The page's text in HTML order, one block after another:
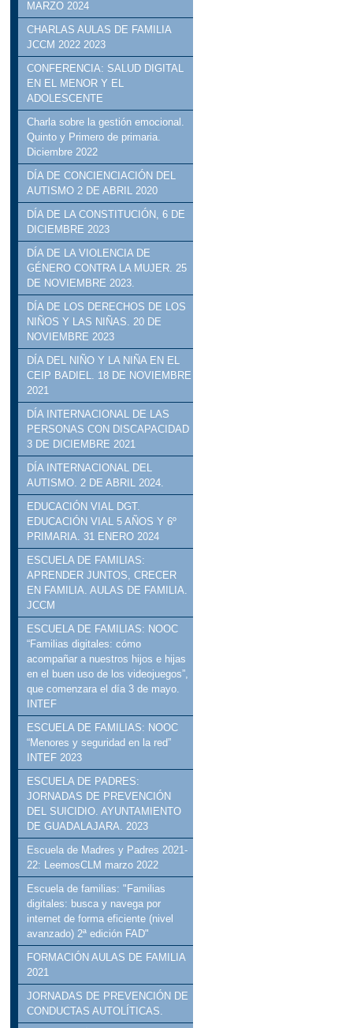
MARZO 2024
CHARLAS AULAS DE FAMILIA
JCCM 2022 2023
CONFERENCIA: SALUD DIGITAL
EN EL MENOR Y EL
ADOLESCENTE
Charla sobre la gestión emocional.
Quinto y Primero de primaria.
Diciembre 2022
DÍA DE CONCIENCIACIÓN DEL
AUTISMO 2 DE ABRIL 2020
DÍA DE LA CONSTITUCIÓN, 6 DE
DICIEMBRE 2023
DÍA DE LA VIOLENCIA DE
GÉNERO CONTRA LA MUJER. 25
DE NOVIEMBRE 2023.
DÍA DE LOS DERECHOS DE LOS
NIÑOS Y LAS NIÑAS. 20 DE
NOVIEMBRE 2023
DÍA DEL NIÑO Y LA NIÑA EN EL
CEIP BADIEL. 18 DE NOVIEMBRE
2021
DÍA INTERNACIONAL DE LAS
PERSONAS CON DISCAPACIDAD
3 DE DICIEMBRE 2021
DÍA INTERNACIONAL DEL
AUTISMO. 2 DE ABRIL 2024.
EDUCACIÓN VIAL DGT.
EDUCACIÓN VIAL 5 AÑOS Y 6º
PRIMARIA. 31 ENERO 2024
ESCUELA DE FAMILIAS:
APRENDER JUNTOS, CRECER
EN FAMILIA. AULAS DE FAMILIA.
JCCM
ESCUELA DE FAMILIAS: NOOC
“Familias digitales: cómo
acompañar a nuestros hijos e hijas
en el buen uso de los videojuegos”,
que comenzara el día 3 de mayo.
INTEF
ESCUELA DE FAMILIAS: NOOC
“Menores y seguridad en la red”
INTEF 2023
ESCUELA DE PADRES:
JORNADAS DE PREVENCIÓN
DEL SUICIDIO. AYUNTAMIENTO
DE GUADALAJARA. 2023
Escuela de Madres y Padres 2021-
22: LeemosCLM marzo 2022
Escuela de familias: "Familias
digitales: busca y navega por
internet de forma eficiente (nivel
avanzado) 2ª edición FAD"
FORMACIÓN AULAS DE FAMILIA
2021
JORNADAS DE PREVENCIÓN DE
CONDUCTAS AUTOLÍTICAS.